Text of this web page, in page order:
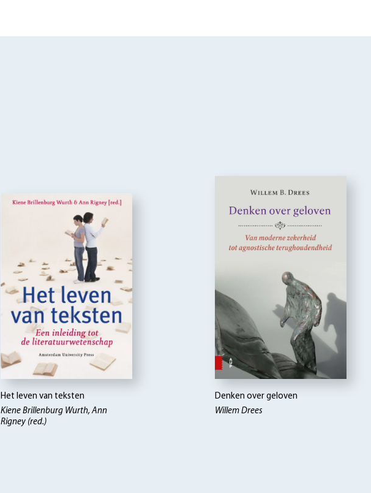
Het leven van teksten
Kiene Brillenburg Wurth, Ann
Rigney (red.)
Denken over geloven
Willem Drees